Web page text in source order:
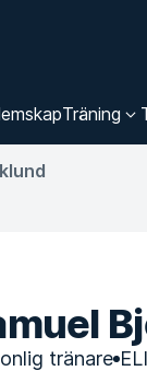
Träning
tränare